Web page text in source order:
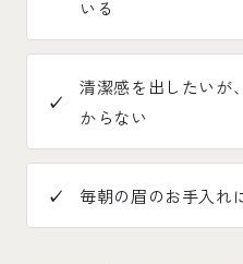
いる
清潔感を出したいが
からない
毎朝の眉のお手入れ